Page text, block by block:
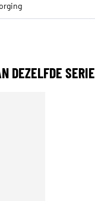
DEZELFDE SERIE